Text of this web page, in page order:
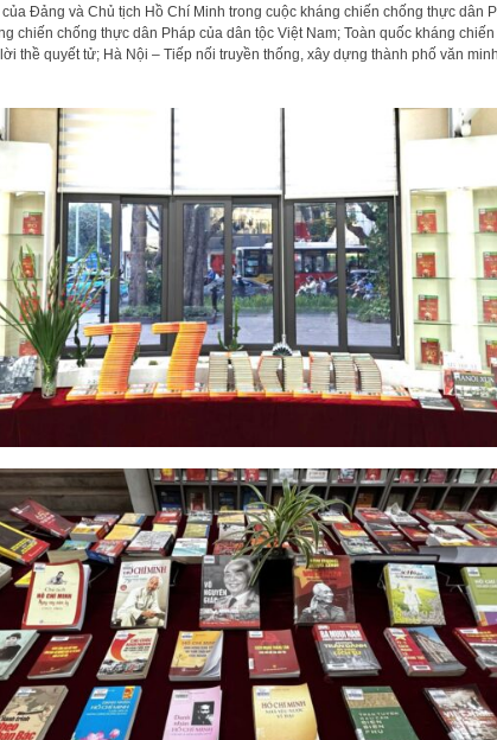
Đảng và Chủ tịch Hồ Chí Minh trong cuộc kháng chiến chống thực dân
chiến chống thực dân Pháp của dân tộc Việt Nam; Toàn quốc kháng chiến
thề quyết tử; Hà Nội – Tiếp nối truyền thống, xây dựng thành phố văn